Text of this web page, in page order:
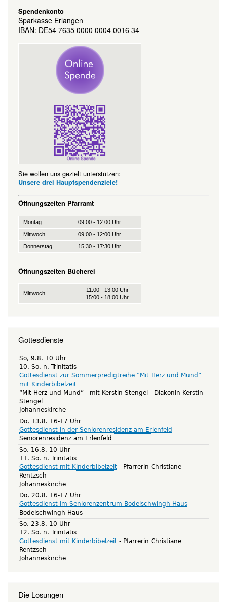
Spendenkonto
Sparkasse Erlangen
IBAN: DE54 7635 0000 0004 0016 34
Sie wollen uns gezielt unterstützen:
Unsere drei Hauptspendenziele!
Öffnungszeiten Pfarramt
Montag
09:00 - 12:00 Uhr
Mittwoch
09:00 - 12:00 Uhr
Donnerstag
15:30 - 17:30 Uhr
Öffnungszeiten Bücherei
Mittwoch
11:00 - 13:00 Uhr
15:00 - 18:00 Uhr
Gottesdienste
So, 9.8. 10 Uhr
10. So. n. Trinitatis
Gottesdienst zur Sommerpredigtreihe “Mit Herz und Mund”
mit Kinderbibelzeit
“Mit Herz und Mund” - mit Kerstin Stengel
Diakonin Kerstin
Stengel
Johanneskirche
Do, 13.8. 16-17 Uhr
Gottesdienst in der Seniorenresidenz am Erlenfeld
Seniorenresidenz am Erlenfeld
So, 16.8. 10 Uhr
11. So. n. Trinitatis
Gottesdienst mit Kinderbibelzeit
Pfarrerin Christiane
Rentzsch
Johanneskirche
Do, 20.8. 16-17 Uhr
Gottesdienst im Seniorenzentrum Bodelschwingh-Haus
Bodelschwingh-Haus
So, 23.8. 10 Uhr
12. So. n. Trinitatis
Gottesdienst mit Kinderbibelzeit
Pfarrerin Christiane
Rentzsch
Johanneskirche
Die Losungen